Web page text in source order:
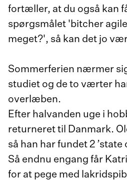
fortæller, at du også kan
spørgsmålet 'bitcher
meget?', så kan det jo
Sommerferien nærmer
studiet og de to værter
overlæben.
Efter halvanden uge i
returneret til Danmark.
så han har fundet 2
Så endnu engang får
for at pege med